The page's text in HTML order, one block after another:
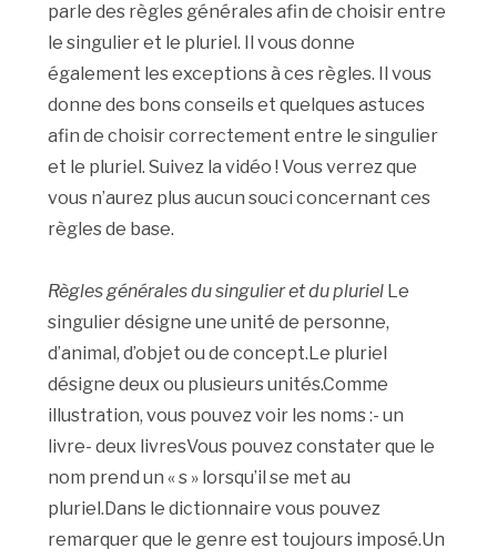
parle des règles générales afin de choisir entre
le singulier et le pluriel. Il vous donne
également les exceptions à ces règles. Il vous
donne des bons conseils et quelques astuces
afin de choisir correctement entre le singulier
et le pluriel. Suivez la vidéo ! Vous verrez que
vous n’aurez plus aucun souci concernant ces
règles de base.
Règles générales du singulier et du pluriel Le
singulier désigne une unité de personne,
d’animal, d’objet ou de concept.Le pluriel
désigne deux ou plusieurs unités.Comme
illustration, vous pouvez voir les noms :- un
livre- deux livresVous pouvez constater que le
nom prend un « s » lorsqu’il se met au
pluriel.Dans le dictionnaire vous pouvez
remarquer que le genre est toujours imposé.Un